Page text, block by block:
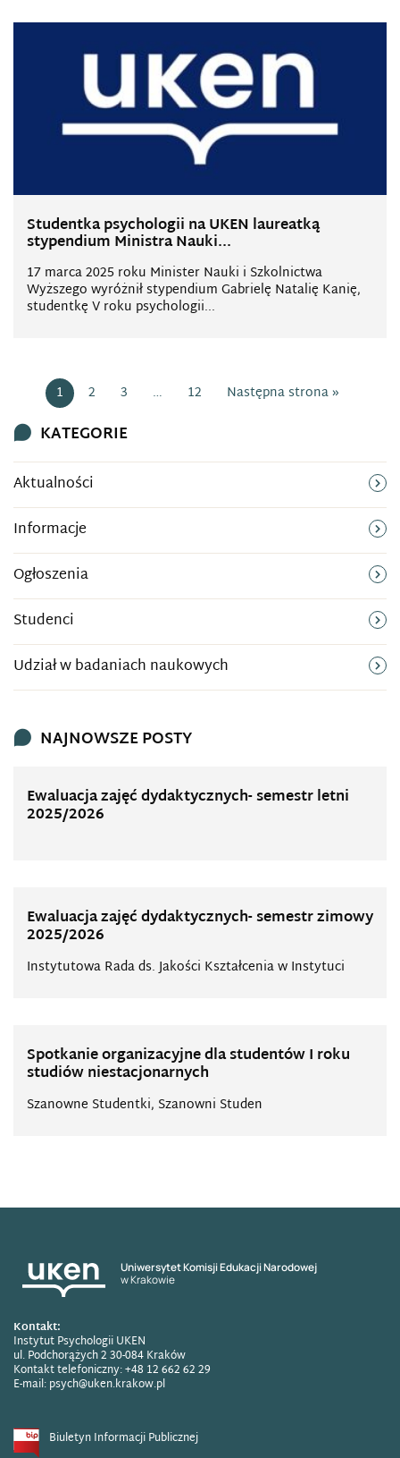
Studentka psychologii na UKEN laureatką
stypendium Ministra Nauki...
17 marca 2025 roku Minister Nauki i Szkolnictwa
Wyższego wyróżnił stypendium Gabrielę Natalię Kanię,
studentkę V roku psychologii...
1 2 3 … 12 Następna strona »
KATEGORIE
Aktualności
Informacje
Ogłoszenia
Studenci
Udział w badaniach naukowych
NAJNOWSZE POSTY
Ewaluacja zajęć dydaktycznych- semestr letni
2025/2026
Ewaluacja zajęć dydaktycznych- semestr zimowy
2025/2026
Instytutowa Rada ds. Jakości Kształcenia w Instytuci
Spotkanie organizacyjne dla studentów I roku
studiów niestacjonarnych
Szanowne Studentki, Szanowni Studen
Uniwersytet Komisji Edukacji Narodowej
w Krakowie
Kontakt:
Instytut Psychologii UKEN
ul. Podchorążych 2 30-084 Kraków
Kontakt telefoniczny: +48 12 662 62 29
E-mail: psych@uken.krakow.pl
Biuletyn Informacji Publicznej